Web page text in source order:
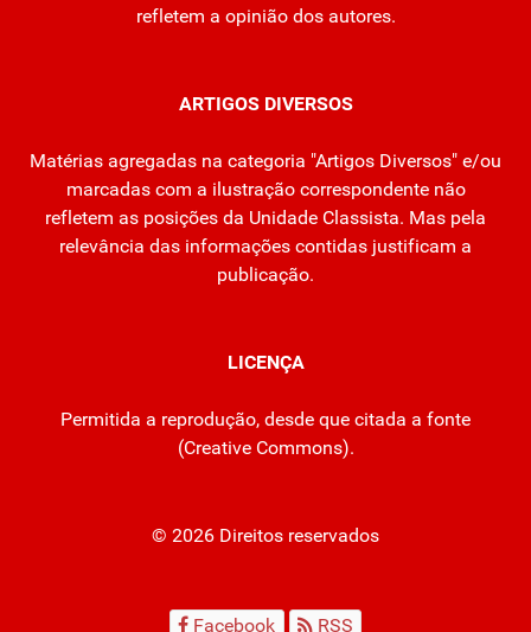
refletem a opinião dos autores.
ARTIGOS DIVERSOS
Matérias agregadas na categoria "Artigos Diversos" e/ou
marcadas com a ilustração correspondente não
refletem as posições da Unidade Classista. Mas pela
relevância das informações contidas justificam a
publicação.
LICENÇA
Permitida a reprodução, desde que citada a fonte
(Creative Commons).
© 2026 Direitos reservados
Facebook RSS